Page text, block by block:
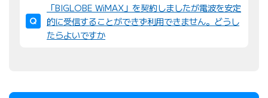
「BIGLOBE WiMAX」を契約しましたが電波を安定
的に受信することができず利用できません。どうし
たらよいですか